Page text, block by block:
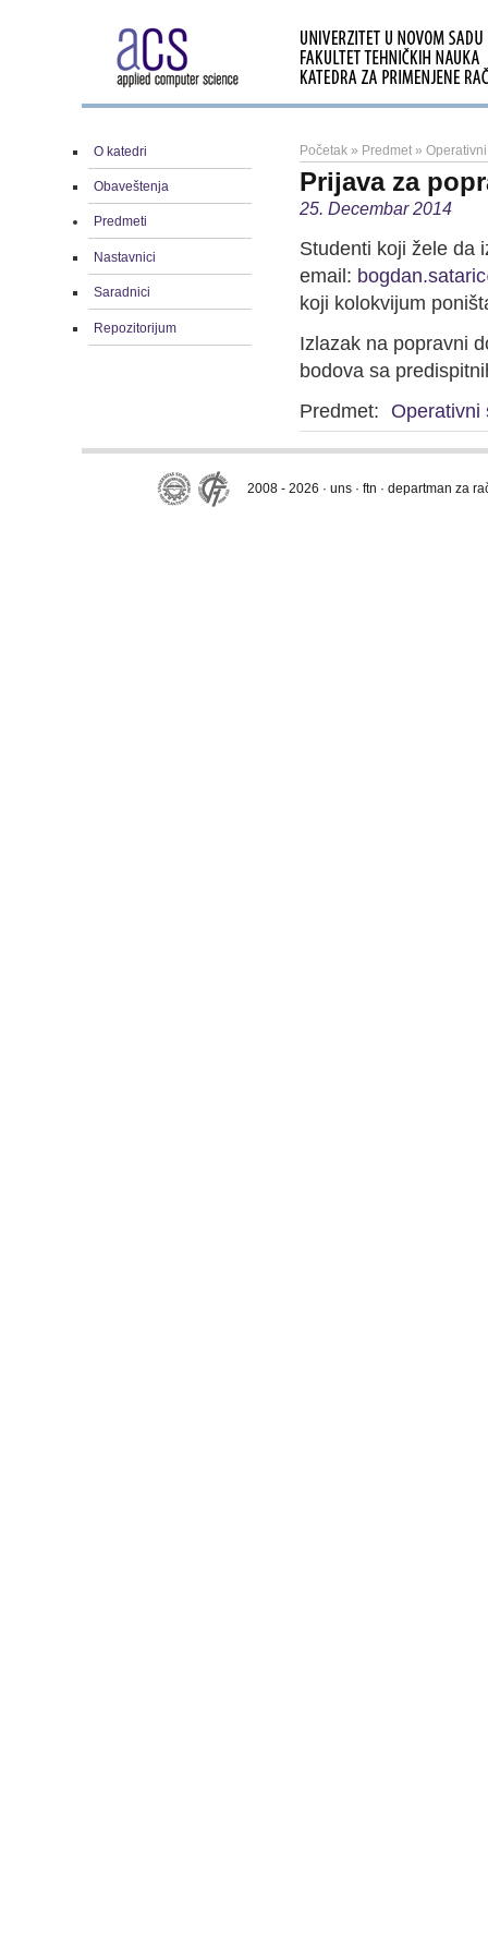
O katedri
Obaveštenja
Predmeti
Nastavnici
Saradnici
Repozitorijum
Početak » Predmet »
Prijava za
25. Decembar 2014
Studenti koji žele da
email:
koji kolokvijum
Izlazak na popravni
bodova sa
Predmet:
Operativni
2008 - 2026 · uns · ftn · departman za